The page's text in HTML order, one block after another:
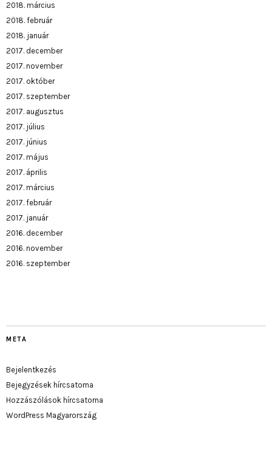
2018. március
2018. február
2018. január
2017. december
2017. november
2017. október
2017. szeptember
2017. augusztus
2017. július
2017. június
2017. május
2017. április
2017. március
2017. február
2017. január
2016. december
2016. november
2016. szeptember
META
Bejelentkezés
Bejegyzések hírcsatorna
Hozzászólások hírcsatorna
WordPress Magyarország